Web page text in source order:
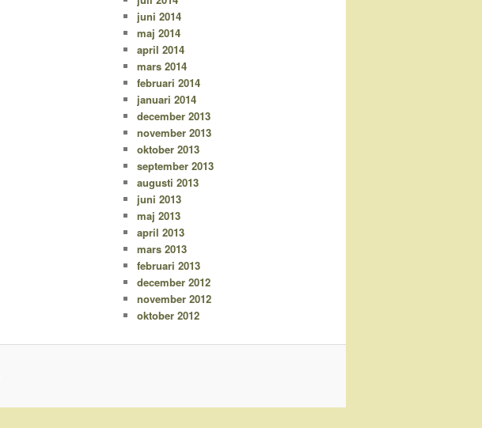
juni 2014
maj 2014
april 2014
mars 2014
februari 2014
januari 2014
december 2013
november 2013
oktober 2013
september 2013
augusti 2013
juni 2013
maj 2013
april 2013
mars 2013
februari 2013
december 2012
november 2012
oktober 2012